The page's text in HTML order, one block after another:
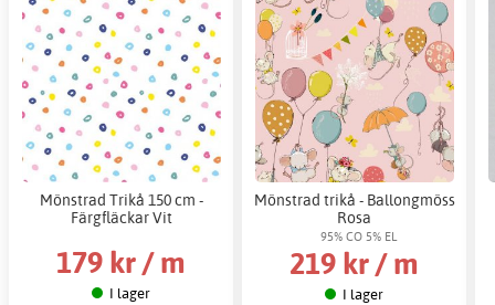
Mönstrad Trikå 150 cm -
Färgfläckar Vit
179 kr / m
I lager
Mönstrad trikå - Ballongmöss
Rosa
95% CO 5% EL
219 kr / m
I lager